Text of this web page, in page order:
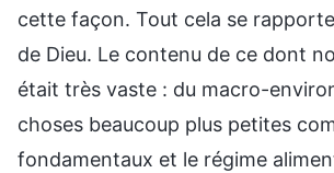
cette façon. Tout cela se
de Dieu. Le contenu de ce dont
était très vaste : du macro-
choses beaucoup plus petites
fondamentaux et le régime